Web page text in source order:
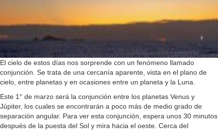
El cielo de estos días nos sorprende con un fenómeno llamado
conjunción. Se trata de una cercanía aparente, vista en el plano de
cielo, entre planetas y en ocasiones entre un planeta y la Luna.
Este 1° de marzo será la conjunción entre los planetas Venus y
Júpiter, los cuales se encontrarán a poco más de medio grado de
separación angular. Para ver esta conjunción, espera unos 30 minutos
después de la puesta del Sol y mira hacia el oeste. Cerca del